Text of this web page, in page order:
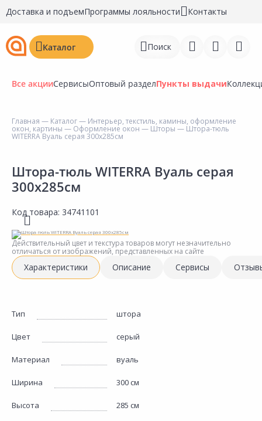
Доставка и подъемПрограммы лояльности Контакты
Каталог Поиск
Войти
Избранное
Недавно просмотренные
товары
Все акцииСервисыОптовый разделПункты выдачи
Главная — Каталог— Интерьер, текстиль, камины, оформление
окон, картины — Оформление окон — Шторы — Штора-тюль
WITERRA Вуаль серая 300х285см
Штора-тюль WITERRA Вуаль серая
300х285см
Код товара: 34741101
Действительный цвет и текстура товаров могут незначительно
отличаться от изображений, представленных на сайте
Характеристики Описание Сервисы
Тип штора
Цвет серый
Материал вуаль
Ширина 300 см
Высота 285 см